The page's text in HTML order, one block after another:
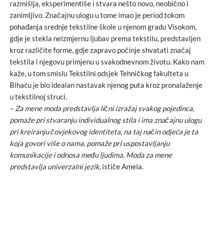
razmišlja, eksperimentiše i stvara nešto novo, neobično i
zanimljivo. Značajnu ulogu u tome imao je period tokom
pohađanja srednje tekstilne škole u njenom gradu Visokom,
gdje je stekla neizmjernu ljubav prema tekstilu, predstavljen
kroz različite forme, gdje zapravo počinje shvatati značaj
tekstila i njegovu primjenu u svakodnevnom životu. Kako nam
kaže, u tom smislu Tekstilni odsjek Tehničkog fakulteta u
Bihaću je bio idealan nastavak njenog puta kroz pronalaženje
u tekstilnoj struci.
– Za mene moda predstavlja lični izražaj svakog pojedinca,
pomaže pri stvaranju individualnog stila i ima značajnu ulogu
pri kreiranju čovjekovog identiteta, na taj način odjeća je ta
koja govori više o nama, pomaže pri uspostavljanju
komunikacije i odnosa među ljudima. Moda za mene
predstavlja univerzalni jezik, ističe Amela.